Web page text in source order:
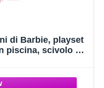
di Barbie, playset
piscina, scivolo a 3
HMX10